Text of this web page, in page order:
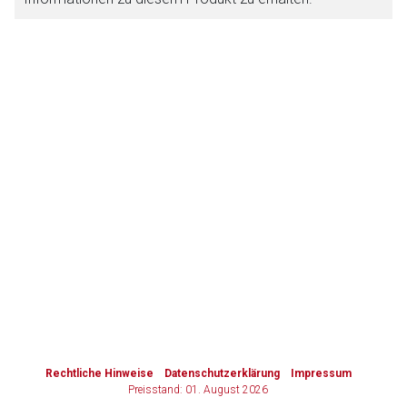
Rechtliche Hinweise Datenschutzerklärung
Impressum
Preisstand: 01. August 2026